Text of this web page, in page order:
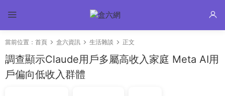
當前位置： 首頁 盒六資訊 生活雜談 正文
調查顯示Claude用戶多屬高收入家庭 Meta AI用
戶偏向低收入群體